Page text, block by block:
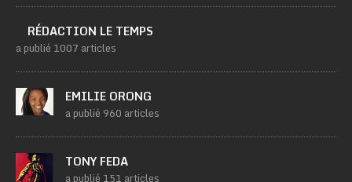
RÉDACTION LE TEMPS
a publié 1007 articles
EMILIE ORONG
a publié 960 articles
TONY FEDA
a publié 151 articles